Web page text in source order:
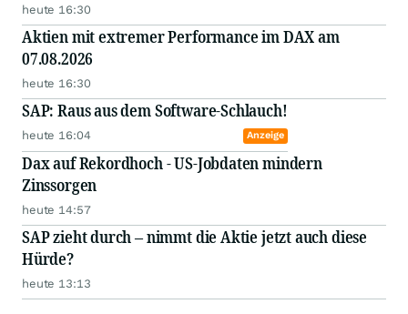
heute 16:30
Aktien mit extremer Performance im DAX am
07.08.2026
heute 16:30
SAP: Raus aus dem Software-Schlauch!
heute 16:04 Anzeige
Dax auf Rekordhoch - US-Jobdaten mindern
Zinssorgen
heute 14:57
SAP zieht durch – nimmt die Aktie jetzt auch diese
Hürde?
heute 13:13